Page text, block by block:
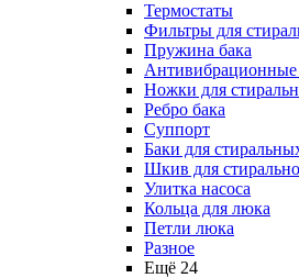
Термостаты
Фильтры для
Пружина бака
Антивибрационные
Ножки для
Ребро бака
Суппорт
Баки для
Шкив для
Улитка насоса
Кольца для люка
Петли люка
Разное
Ещё 24